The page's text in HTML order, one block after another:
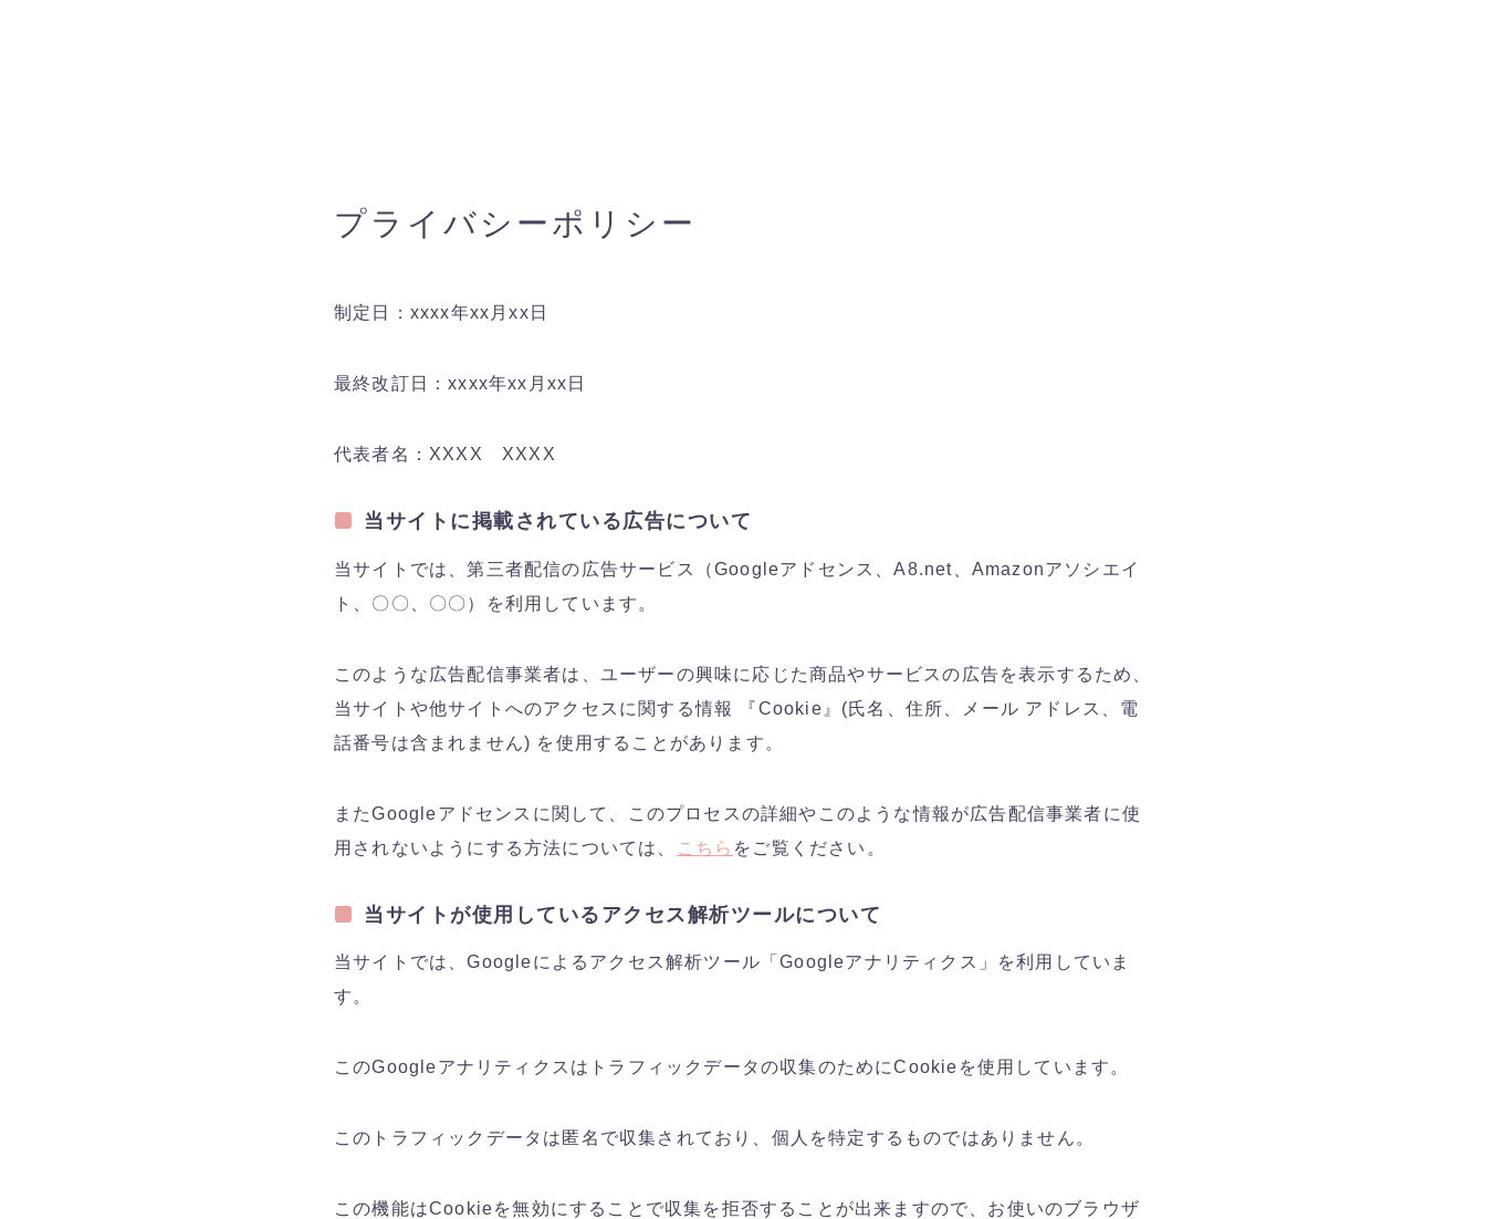
プライバシーポリシー
制定日：xxxx年xx月xx日
最終改訂日：xxxx年xx月xx日
代表者名：XXXX XXXX
当サイトに掲載されている広告について
当サイトでは、第三者配信の広告サービス（Googleアドセンス、A8.net、Amazonアソシエイ
ト、〇〇、〇〇）を利用しています。
このような広告配信事業者は、ユーザーの興味に応じた商品やサービスの広告を表示するため、
当サイトや他サイトへのアクセスに関する情報 『Cookie』(氏名、住所、メール アドレス、電
話番号は含まれません) を使用することがあります。
またGoogleアドセンスに関して、このプロセスの詳細やこのような情報が広告配信事業者に使
用されないようにする方法については、
こちら をご覧ください。
当サイトが使用しているアクセス解析ツールについて
当サイトでは、Googleによるアクセス解析ツール「Googleアナリティクス」を利用していま
す。
このGoogleアナリティクスはトラフィックデータの収集のためにCookieを使用しています。
このトラフィックデータは匿名で収集されており、個人を特定するものではありません。
この機能はCookieを無効にすることで収集を拒否することが出来ますので、お使いのブラウザ